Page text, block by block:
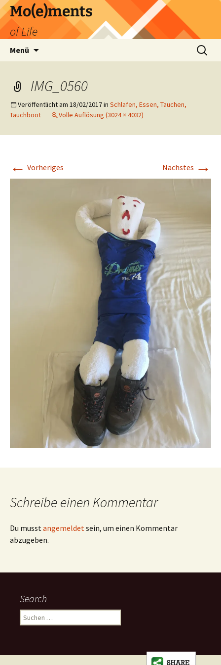
Zum
Inhalt
springen
Mo(e)ments
of Life
Menü
Suchen
nach:
IMG_0560
Veröffentlicht am 18/02/2017in Schlafen, Essen, Tauchen,
Tauchboot
Volle Auflösung (3024 × 4032)
← Vorheriges Nächstes →
Schreibe einen Kommentar
Du musst angemeldet sein, um einen Kommentar
abzugeben.
Search
Suchen
nach: